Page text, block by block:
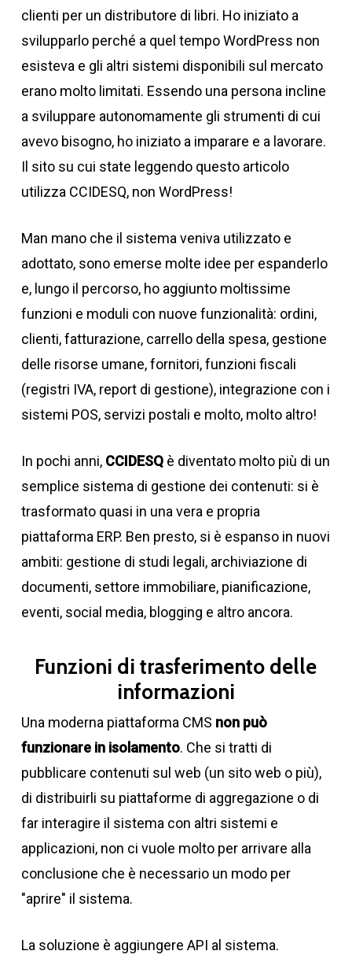
clienti per un distributore di libri. Ho iniziato a
svilupparlo perché a quel tempo WordPress non
esisteva e gli altri sistemi disponibili sul mercato
erano molto limitati. Essendo una persona incline
a sviluppare autonomamente gli strumenti di cui
avevo bisogno, ho iniziato a imparare e a lavorare.
Il sito su cui state leggendo questo articolo
utilizza CCIDESQ, non WordPress!
Man mano che il sistema veniva utilizzato e
adottato, sono emerse molte idee per espanderlo
e, lungo il percorso, ho aggiunto moltissime
funzioni e moduli con nuove funzionalità: ordini,
clienti, fatturazione, carrello della spesa, gestione
delle risorse umane, fornitori, funzioni fiscali
(registri IVA, report di gestione), integrazione con i
sistemi POS, servizi postali e molto, molto altro!
In pochi anni, CCIDESQè diventato molto più di un
semplice sistema di gestione dei contenuti: si è
trasformato quasi in una vera e propria
piattaforma ERP. Ben presto, si è espanso in nuovi
ambiti: gestione di studi legali, archiviazione di
documenti, settore immobiliare, pianificazione,
eventi, social media, blogging e altro ancora.
Funzioni di trasferimento delle
informazioni
Una moderna piattaforma CMS non può
funzionare in isolamento. Che si tratti di
pubblicare contenuti sul web (un sito web o più),
di distribuirli su piattaforme di aggregazione o di
far interagire il sistema con altri sistemi e
applicazioni, non ci vuole molto per arrivare alla
conclusione che è necessario un modo per
"aprire" il sistema.
La soluzione è aggiungere API al sistema.